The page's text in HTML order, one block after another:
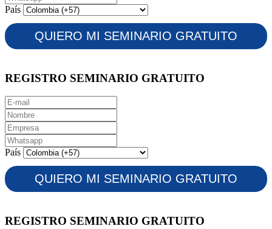
País
REGISTRO SEMINARIO GRATUITO
País
REGISTRO SEMINARIO GRATUITO